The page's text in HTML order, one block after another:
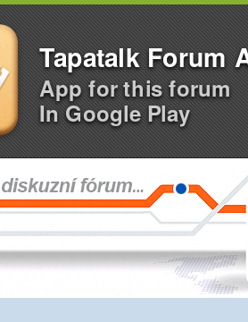
Tapatalk Forum
App for this forum
In Google Play